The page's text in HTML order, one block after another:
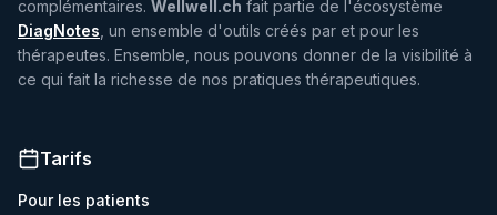
complémentaires. Wellwell.ch fait partie de l'écosystème
DiagNotes , un ensemble d'outils créés par et pour les
thérapeutes. Ensemble, nous pouvons donner de la visibilité à
ce qui fait la richesse de nos pratiques thérapeutiques.
Tarifs
Pour les patients